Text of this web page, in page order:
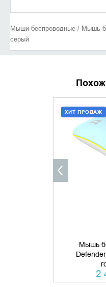
Мыши беспроводные / Мышь
серый
Мышь
2
ХИТ ПРОДАЖ